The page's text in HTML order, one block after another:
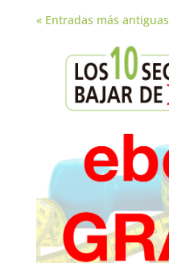
« Entradas más antiguas